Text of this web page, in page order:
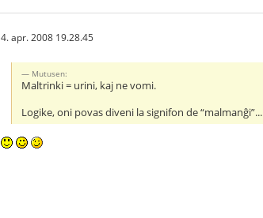
4. apr. 2008 19.28.45
Mutusen:
Maltrinki = urini, kaj ne vomi.
Logike, oni povas diveni la signifon de “malmanĝi”...